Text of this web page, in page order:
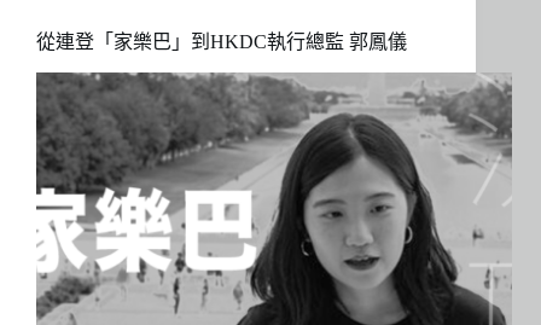
從連登「家樂巴」到HKDC執行總監 郭鳳儀